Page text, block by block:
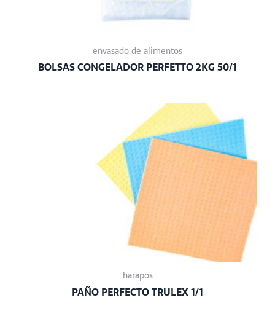
envasado de alimentos
BOLSAS CONGELADOR PERFETTO 2KG 50/1
harapos
PAÑO PERFECTO TRULEX 1/1